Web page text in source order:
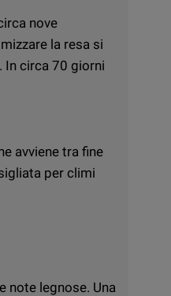
nove
la resa si
In circa 70 giorni
avviene tra fine
per climi
note legnose. Una